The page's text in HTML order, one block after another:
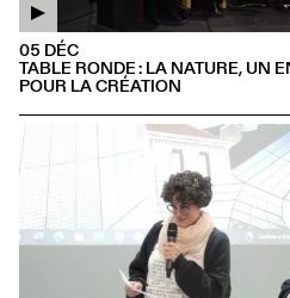
TABLE RONDE : LA NATURE, UN
POUR LA CRÉATION
05 DÉC